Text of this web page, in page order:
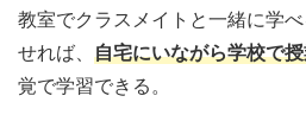
教室でクラスメイトと一緒に学
せれば、 自宅にいながら学校で
覚で学習できる。